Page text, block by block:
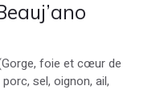
foie et cœur de
sel, oignon, ail,